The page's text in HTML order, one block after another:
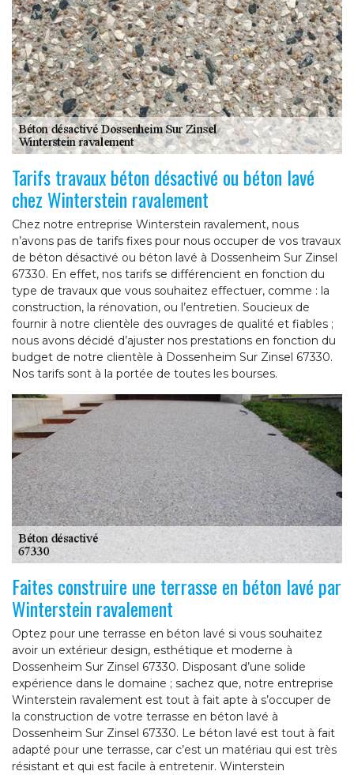
Tarifs travaux béton désactivé ou béton lavé
chez Winterstein ravalement
Chez notre entreprise Winterstein ravalement, nous
n’avons pas de tarifs fixes pour nous occuper de vos travaux
de béton désactivé ou béton lavé à Dossenheim Sur Zinsel
67330. En effet, nos tarifs se différencient en fonction du
type de travaux que vous souhaitez effectuer, comme : la
construction, la rénovation, ou l’entretien. Soucieux de
fournir à notre clientèle des ouvrages de qualité et fiables ;
nous avons décidé d’ajuster nos prestations en fonction du
budget de notre clientèle à Dossenheim Sur Zinsel 67330.
Nos tarifs sont à la portée de toutes les bourses.
Faites construire une terrasse en béton lavé par
Winterstein ravalement
Optez pour une terrasse en béton lavé si vous souhaitez
avoir un extérieur design, esthétique et moderne à
Dossenheim Sur Zinsel 67330. Disposant d’une solide
expérience dans le domaine ; sachez que, notre entreprise
Winterstein ravalement est tout à fait apte à s’occuper de
la construction de votre terrasse en béton lavé à
Dossenheim Sur Zinsel 67330. Le béton lavé est tout à fait
adapté pour une terrasse, car c’est un matériau qui est très
résistant et qui est facile à entretenir. Winterstein